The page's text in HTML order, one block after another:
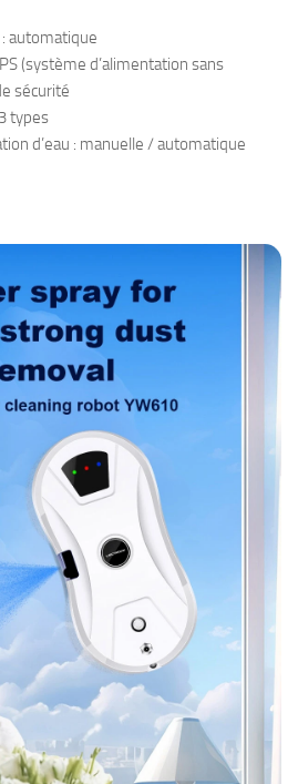
automatique
(système d’alimentation sans
sécurité
types
d’eau : manuelle / automatique